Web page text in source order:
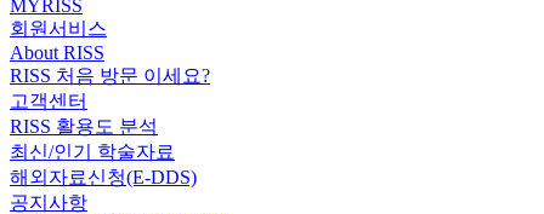
MYRISS
회원서비스
About RISS
RISS 처음 방문 이세요?
고객센터
RISS 활용도 분석
최신/인기 학술자료
해외자료신청(E-DDS)
공지사항